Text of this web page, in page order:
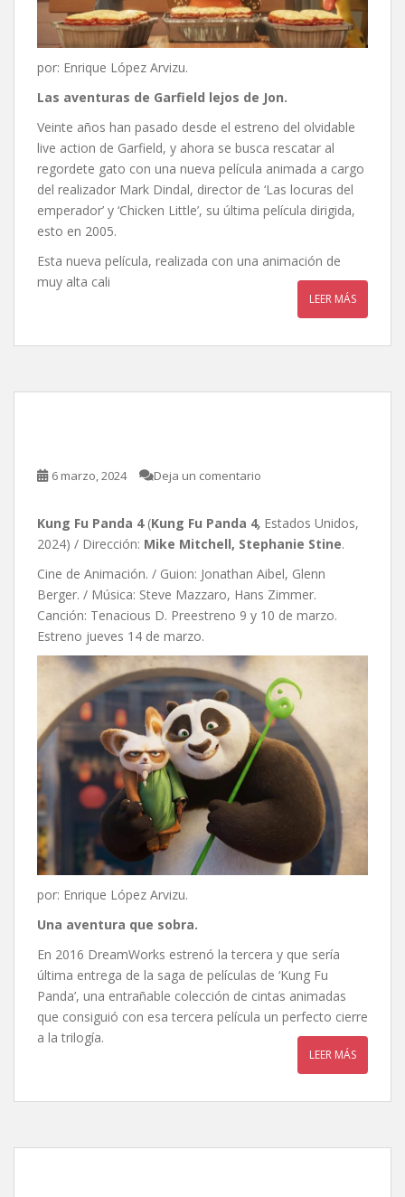
por: Enrique López Arvizu.
Las aventuras de Garfield lejos de Jon.
Veinte años han pasado desde el estreno del olvidable
live action de Garfield, y ahora se busca rescatar al
regordete gato con una nueva película animada a cargo
del realizador Mark Dindal, director de ‘Las locuras del
emperador’ y ‘Chicken Little’, su última película dirigida,
esto en 2005.
Esta nueva película, realizada con una animación de
muy alta cali
LEER MÁS
6 marzo, 2024 Deja un comentario
Kung Fu Panda 4 (Kung Fu Panda 4, Estados Unidos,
2024) / Dirección: Mike Mitchell, Stephanie Stine.
Cine de Animación. / Guion: Jonathan Aibel, Glenn
Berger. / Música: Steve Mazzaro, Hans Zimmer.
Canción: Tenacious D. Preestreno 9 y 10 de marzo.
Estreno jueves 14 de marzo.
por: Enrique López Arvizu.
Una aventura que sobra.
En 2016 DreamWorks estrenó la tercera y que sería
última entrega de la saga de películas de ‘Kung Fu
Panda’, una entrañable colección de cintas animadas
que consiguió con esa tercera película un perfecto cierre
a la trilogía.
LEER MÁS